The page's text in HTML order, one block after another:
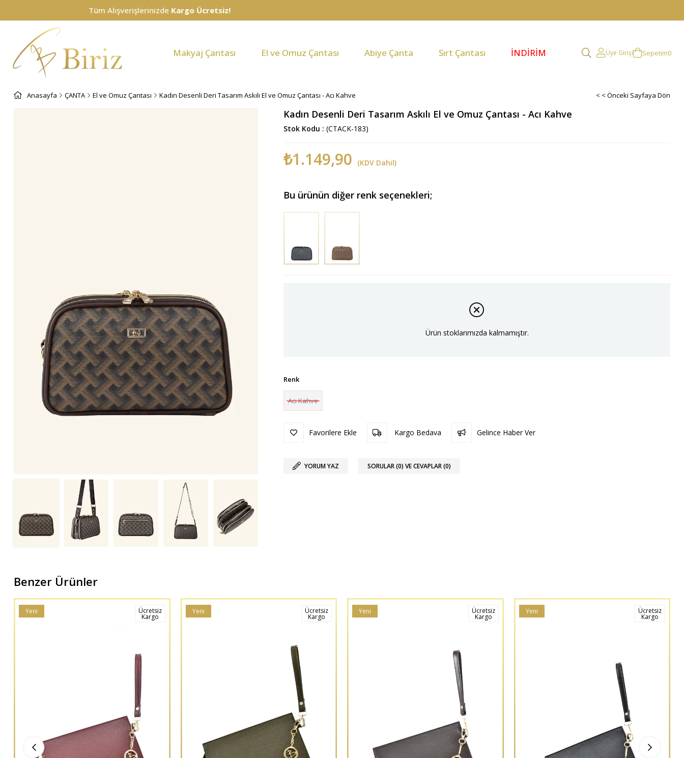
Makyaj Çantası El ve Omuz Çantası Abiye Çanta Sırt Çantası İNDİRİM Üye Girişi Sepetim0
Anasayfa ÇANTA El ve Omuz Çantası Kadın Desenli Deri Tasarım Askılı El ve Omuz Çantası - Acı Kahve < < Önceki Sayfaya Dön
Kadın Desenli Deri Tasarım Askılı El ve Omuz Çantası - Acı Kahve
Stok Kodu (CTACK-183)
₺1.149,90 (KDV Dahil)
Bu ürünün diğer renk seçenekleri;
Ürün stoklarımızda kalmamıştır.
Renk
Acı Kahve
Favorilere Ekle Kargo Bedava Gelince Haber Ver
YORUM YAZ SORULAR (0) VE CEVAPLAR (0)
Benzer Ürünler
Yeni
Ücretsiz
Kargo
Yeni
Ücretsiz
Kargo
Yeni
Ücretsiz
Kargo
Yeni
Ücretsiz
Kargo
Tüm AlışverişlerinizdeKargo Ücretsiz!